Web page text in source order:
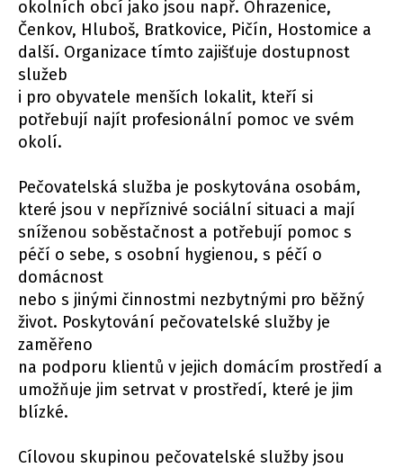
okolních obcí jako jsou např. Ohrazenice,
Čenkov, Hluboš, Bratkovice, Pičín, Hostomice a
další. Organizace tímto zajišťuje dostupnost
služeb
i pro obyvatele menších lokalit, kteří si
potřebují najít profesionální pomoc ve svém
okolí.
Pečovatelská služba je poskytována osobám,
které jsou v nepříznivé sociální situaci a mají
sníženou soběstačnost a potřebují pomoc s
péčí o sebe, s osobní hygienou, s péčí o
domácnost
nebo s jinými činnostmi nezbytnými pro běžný
život. Poskytování pečovatelské služby je
zaměřeno
na podporu klientů v jejich domácím prostředí a
umožňuje jim setrvat v prostředí, které je jim
blízké.
Cílovou skupinou pečovatelské služby jsou